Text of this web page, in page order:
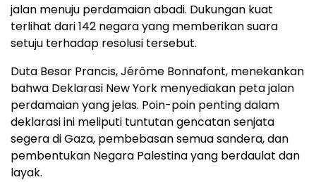
jalan menuju perdamaian abadi. Dukungan kuat
terlihat dari 142 negara yang memberikan suara
setuju terhadap resolusi tersebut.
Duta Besar Prancis, Jérôme Bonnafont, menekankan
bahwa Deklarasi New York menyediakan peta jalan
perdamaian yang jelas. Poin-poin penting dalam
deklarasi ini meliputi tuntutan gencatan senjata
segera di Gaza, pembebasan semua sandera, dan
pembentukan Negara Palestina yang berdaulat dan
layak.